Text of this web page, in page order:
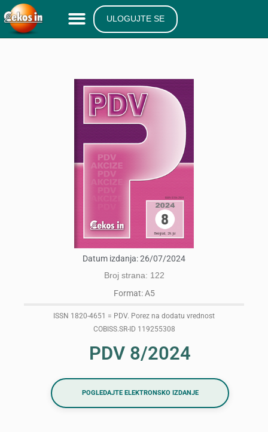
ULOGUJTE SE
Datum izdanja:26/07/2024
Broj strana: 122
Format: A5
ISSN 1820-4651 = PDV. Porez na dodatu vrednost
COBISS.SR-ID 119255308
PDV 8/2024
POGLEDAJTE ELEKTRONSKO IZDANJE